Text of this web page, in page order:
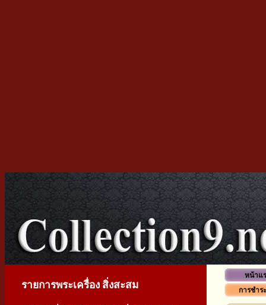
รายการพระเครื่อง สิ่งสะสม
หน้าแ
การชำร